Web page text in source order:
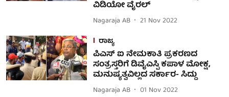
ವಿಡಿಯೋ ವೈರಲ್
Nagaraja AB
21 Nov 2022
ರಾಜ್ಯ
ಪಿಎಸ್ ಐ ನೇಮಕಾತಿ ಪ್ರಕರಣದ
ಸಂತ್ರಸ್ತರಿಗೆ ಡಿವೈಎಸ್ಪಿ ಕಪಾಳ ಮೋಕ್ಷ,
ಮನುಷ್ಯತ್ವವಿಲ್ಲದ ಸರ್ಕಾರ- ಸಿದ್ದು
Nagaraja AB
01 Nov 2022